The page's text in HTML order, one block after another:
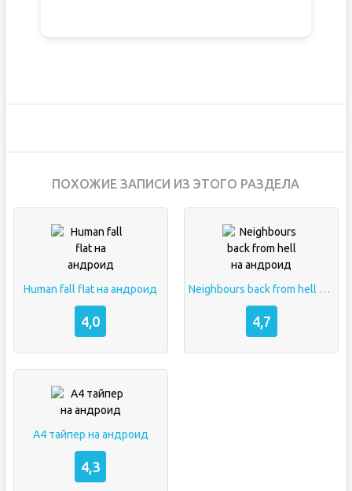
ПОХОЖИЕ ЗАПИСИ ИЗ ЭТОГО РАЗДЕЛА
Human fall flat на андроид
4,0
Neighbours back from hell на андроид
4,7
А4 тайпер на андроид
4,3